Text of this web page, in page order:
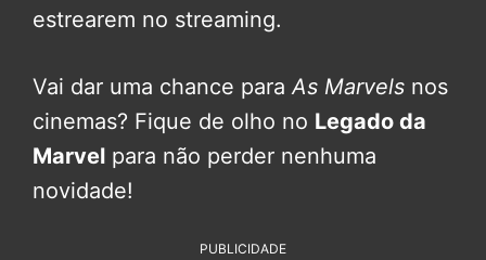
estrearem no streaming.
Vai dar uma chance paraAs Marvels nos
cinemas? Fique de olho no Legado da
Marvel para não perder nenhuma
novidade!
PUBLICIDADE